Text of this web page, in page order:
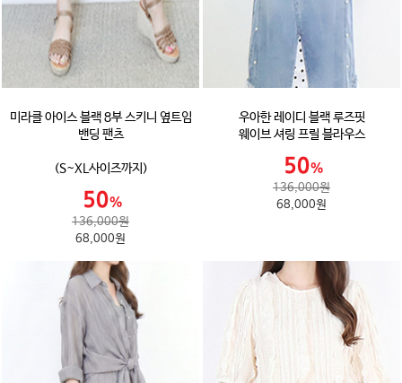
미라클 아이스 블랙 8부 스키니 옆트임
밴딩 팬츠
(S~XL사이즈까지)
136,000원
68,000원
우아한 레이디 블랙 루즈핏
웨이브 셔링 프릴 블라우스
136,000원
68,000원